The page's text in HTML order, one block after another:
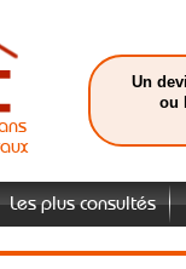
Un
ou
Les plus consultés